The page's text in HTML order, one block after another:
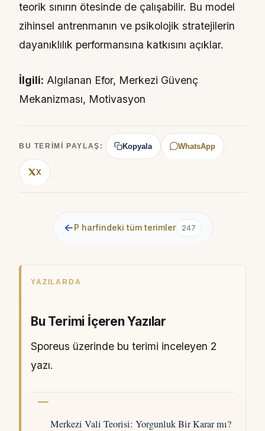
teorik sınırın ötesinde de çalışabilir. Bu model
zihinsel antrenmanın ve psikolojik stratejilerin
dayanıklılık performansına katkısını açıklar.
İlgili: Algılanan Efor, Merkezi Güvenç
Mekanizması, Motivasyon
BU TERIMI PAYLAŞ: Kopyala WhatsApp
X
←P harfindeki tüm terimler 247
YAZILARDA
Bu Terimi İçeren Yazılar
Sporeus üzerinde bu terimi inceleyen 2
yazı.
Merkezi Vali Teorisi: Yorgunluk Bir Karar mı?